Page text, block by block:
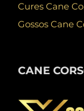
Cures Cane
Gossos Cane
CANE